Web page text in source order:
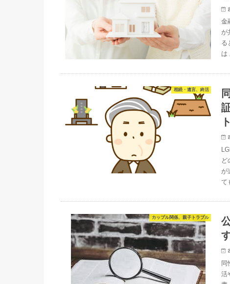
金
が
る
は
相続・遺言、終活
ど
が
て
カップル関係、親子トラブル
同
活